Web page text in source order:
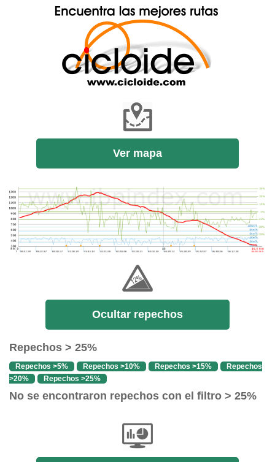
Ver mapa
Ocultar repechos
Repechos > 25%
Repechos >5% Repechos >10% Repechos >15%
Repechos
>20%
Repechos >25%
No se encontraron repechos con el filtro > 25%